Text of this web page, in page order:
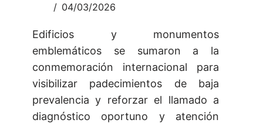
04/03/2026
Edificios y monumentos
emblemáticos se sumaron a la
conmemoración internacional para
visibilizar padecimientos de baja
prevalencia y reforzar el llamado a
diagnóstico oportuno y atención